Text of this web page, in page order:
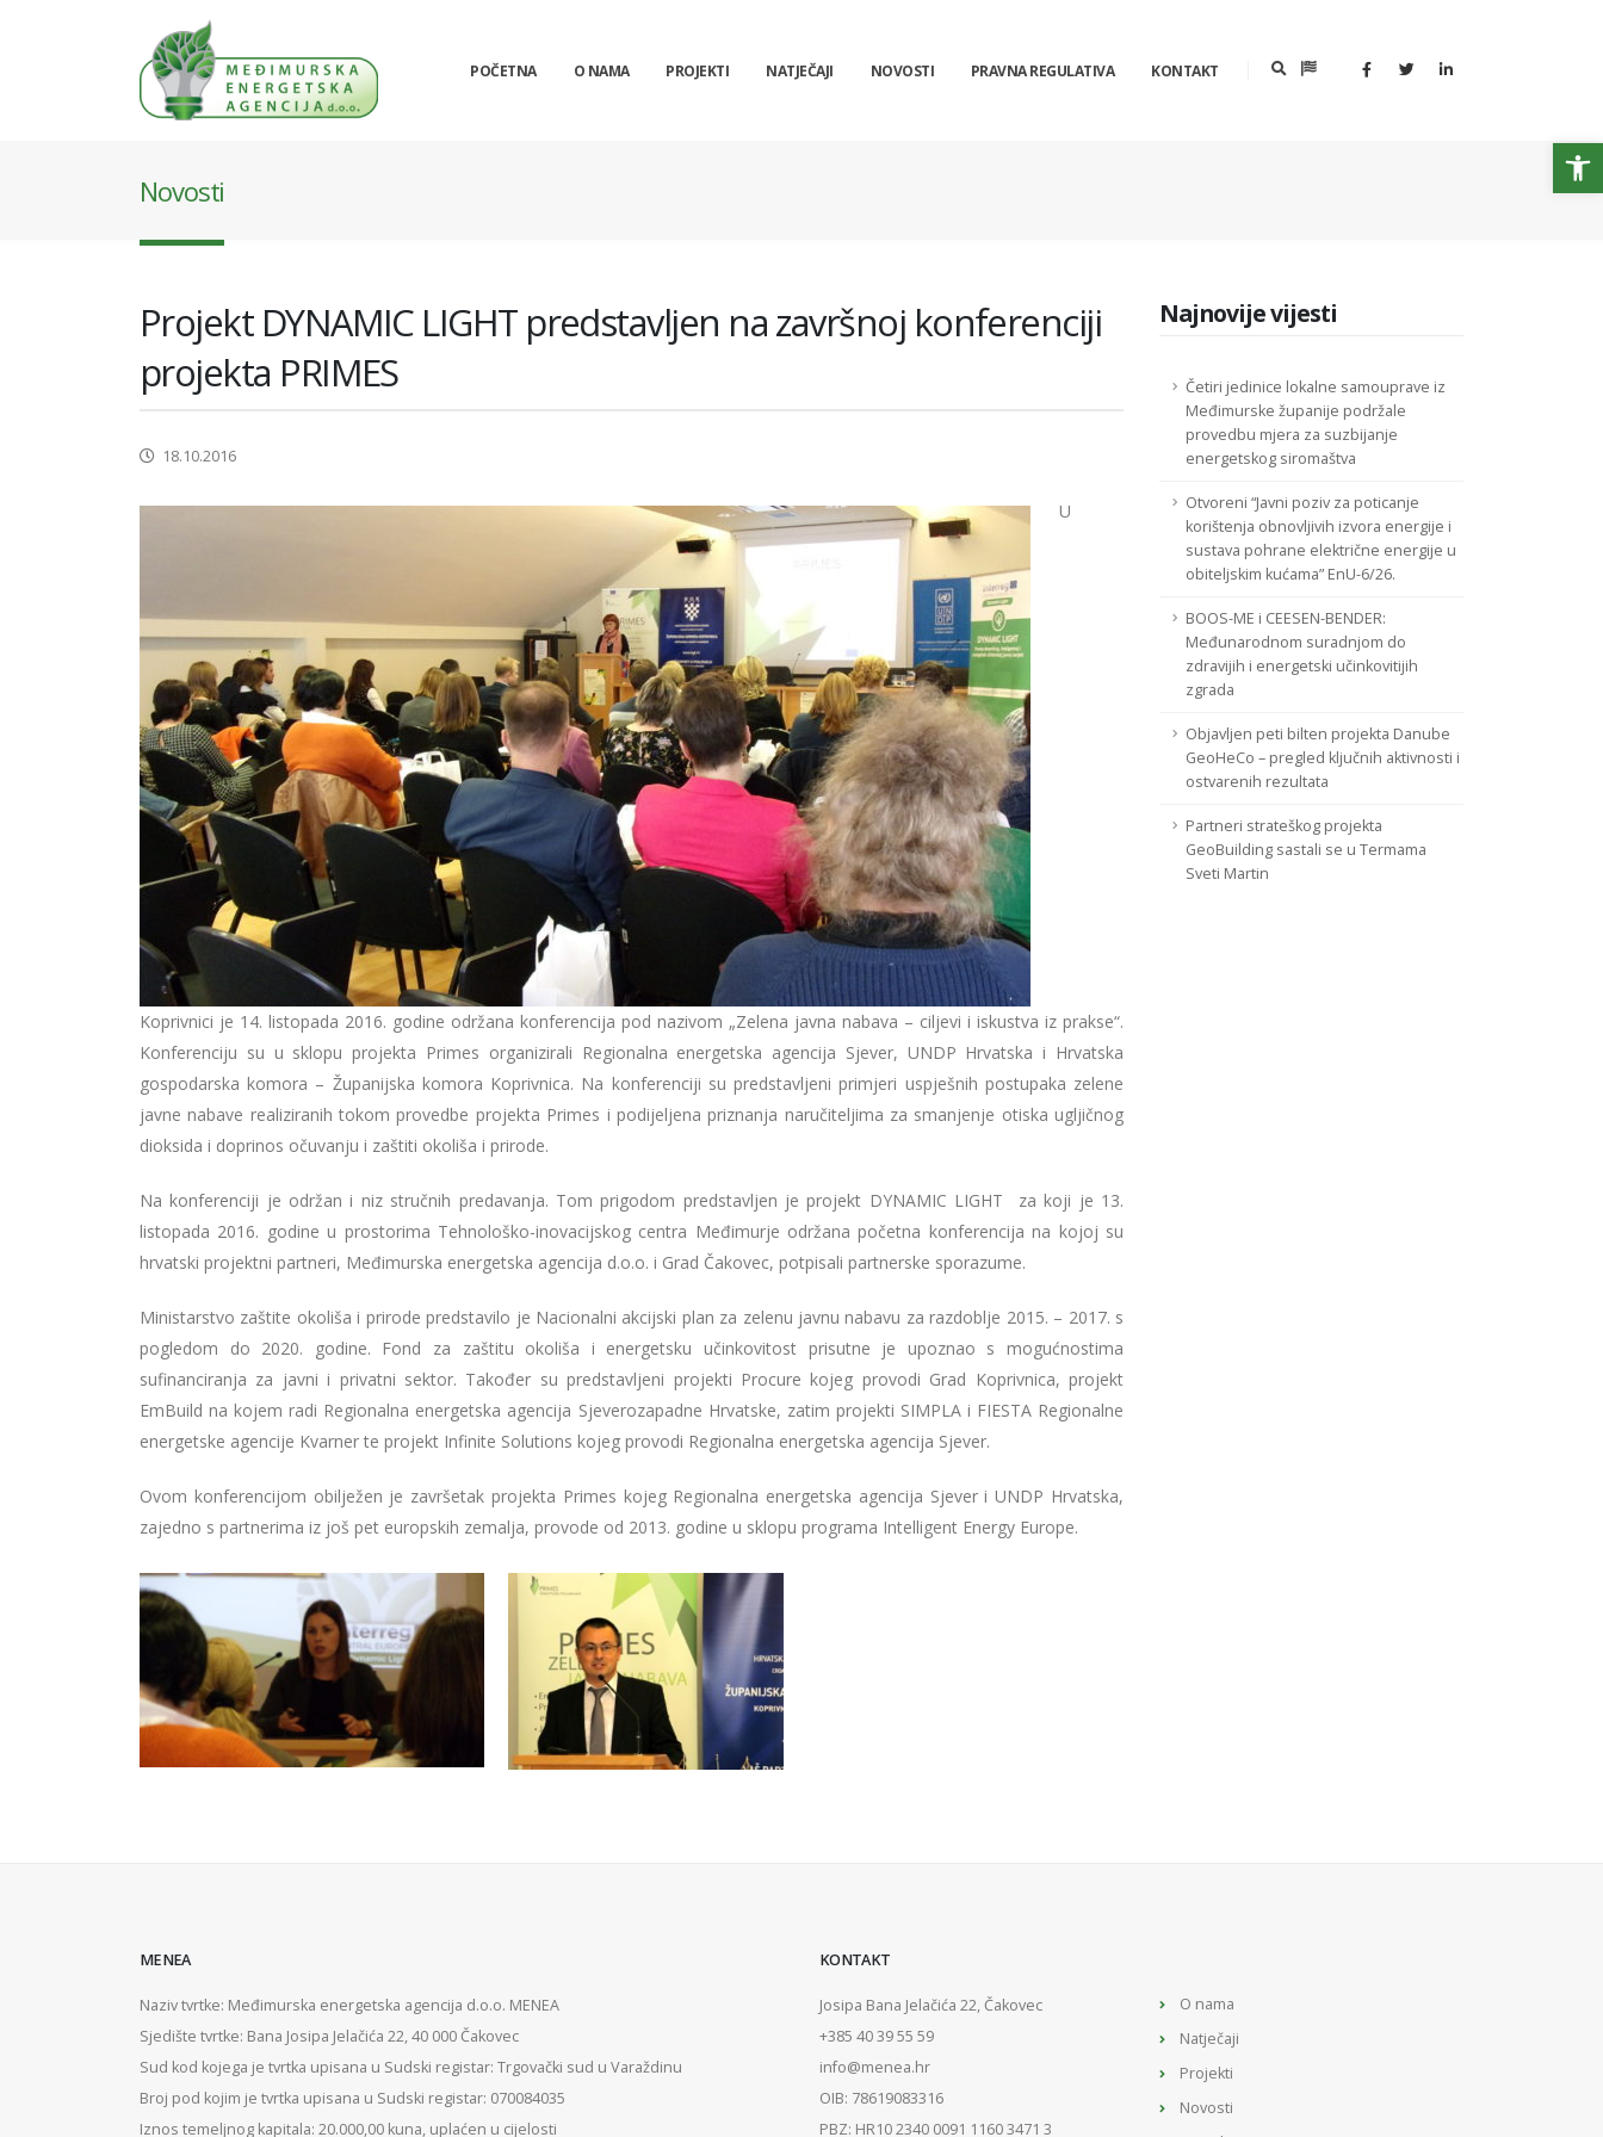
POČETNA O NAMA PROJEKTI NATJEČAJI NOVOSTI PRAVNA REGULATIVA KONTAKT
Novosti
Projekt DYNAMIC LIGHT predstavljen na završnoj konferenciji
projekta PRIMES
18.10.2016
U
Koprivnici je 14. listopada 2016. godine održana konferencija pod nazivom „Zelena javna nabava – ciljevi i iskustva iz prakse“.
Konferenciju su u sklopu projekta Primes organizirali Regionalna energetska agencija Sjever, UNDP Hrvatska i Hrvatska
gospodarska komora – Županijska komora Koprivnica. Na konferenciji su predstavljeni primjeri uspješnih postupaka zelene
javne nabave realiziranih tokom provedbe projekta Primes i podijeljena priznanja naručiteljima za smanjenje otiska ugljičnog
dioksida i doprinos očuvanju i zaštiti okoliša i prirode.
Na konferenciji je održan i niz stručnih predavanja. Tom prigodom predstavljen je projekt DYNAMIC LIGHT za koji je 13.
listopada 2016. godine u prostorima Tehnološko-inovacijskog centra Međimurje održana početna konferencija na kojoj su
hrvatski projektni partneri, Međimurska energetska agencija d.o.o. i Grad Čakovec, potpisali partnerske sporazume.
Ministarstvo zaštite okoliša i prirode predstavilo je Nacionalni akcijski plan za zelenu javnu nabavu za razdoblje 2015. – 2017. s
pogledom do 2020. godine. Fond za zaštitu okoliša i energetsku učinkovitost prisutne je upoznao s mogućnostima
sufinanciranja za javni i privatni sektor. Također su predstavljeni projekti Procure kojeg provodi Grad Koprivnica, projekt
EmBuild na kojem radi Regionalna energetska agencija Sjeverozapadne Hrvatske, zatim projekti SIMPLA i FIESTA Regionalne
energetske agencije Kvarner te projekt Infinite Solutions kojeg provodi Regionalna energetska agencija Sjever.
Ovom konferencijom obilježen je završetak projekta Primes kojeg Regionalna energetska agencija Sjever i UNDP Hrvatska,
zajedno s partnerima iz još pet europskih zemalja, provode od 2013. godine u sklopu programa Intelligent Energy Europe.
Najnovije vijesti
Četiri jedinice lokalne samouprave iz
Međimurske županije podržale
provedbu mjera za suzbijanje
energetskog siromaštva
Otvoreni “Javni poziv za poticanje
korištenja obnovljivih izvora energije i
sustava pohrane električne energije u
obiteljskim kućama” EnU-6/26.
BOOS-ME i CEESEN-BENDER:
Međunarodnom suradnjom do
zdravijih i energetski učinkovitijih
zgrada
Objavljen peti bilten projekta Danube
GeoHeCo – pregled ključnih aktivnosti i
ostvarenih rezultata
Partneri strateškog projekta
GeoBuilding sastali se u Termama
Sveti Martin
MENEA
Naziv tvrtke: Međimurska energetska agencija d.o.o. MENEA
Sjedište tvrtke: Bana Josipa Jelačića 22, 40 000 Čakovec
Sud kod kojega je tvrtka upisana u Sudski registar: Trgovački sud u Varaždinu
Broj pod kojim je tvrtka upisana u Sudski registar: 070084035
Iznos temeljnog kapitala: 20.000,00 kuna, uplaćen u cijelosti
KONTAKT
Josipa Bana Jelačića 22, Čakovec
+385 40 39 55 59
info@menea.hr
OIB: 78619083316
PBZ: HR10 2340 0091 1160 3471 3
O nama
Natječaji
Projekti
Novosti